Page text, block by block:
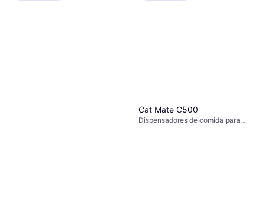
Cat Mate C500
Dispensadores de comida para